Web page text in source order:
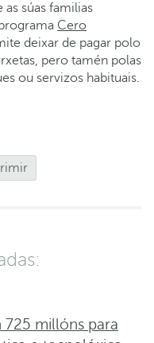
súas familias
Cero
deixar de pagar polo
pero tamén polas
ou servizos habituais.
725 millóns para